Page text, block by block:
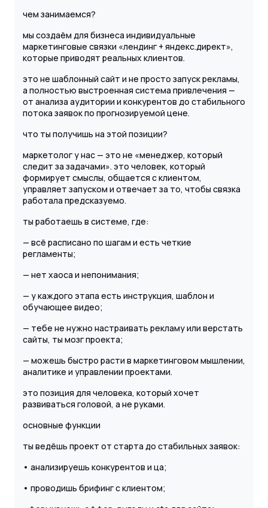
чем занимаемся?
мы создаём для бизнеса индивидуальные
маркетинговые связки «лендинг + яндекс.директ»,
которые приводят реальных клиентов.
это не шаблонный сайт и не просто запуск рекламы,
а полностью выстроенная система привлечения —
от анализа аудитории и конкурентов до стабильного
потока заявок по прогнозируемой цене.
что ты получишь на этой позиции?
маркетолог у нас — это не «менеджер, который
следит за задачами». это человек, который
формирует смыслы, общается с клиентом,
управляет запуском и отвечает за то, чтобы связка
работала предсказуемо.
ты работаешь в системе, где:
— всё расписано по шагам и есть четкие
регламенты;
— нет хаоса и непонимания;
— у каждого этапа есть инструкция, шаблон и
обучающее видео;
— тебе не нужно настраивать рекламу или верстать
сайты, ты мозг проекта;
— можешь быстро расти в маркетинговом мышлении,
аналитике и управлении проектами.
это позиция для человека, который хочет
развиваться головой, а не руками.
основные функции
ты ведёшь проект от старта до стабильных заявок:
• анализируешь конкурентов и ца;
• проводишь брифинг с клиентом;